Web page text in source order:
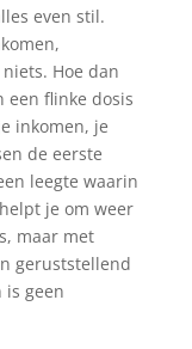
even stil.
Hoe dan
een flinke dosis
inkomen, je
de eerste
leegte waarin
je om weer
maar met
geruststellend
is geen